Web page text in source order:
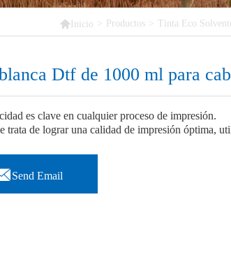
 Inicio > Productos > Tinta Eco
Dtf de 1000 ml para
es clave en cualquier proceso de impresión.
trata de lograr una calidad de impresión óptima,
Send Email